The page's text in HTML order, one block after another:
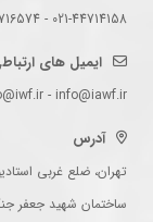
021-44714158 - 021-44716574 - 021-44714489
ایمیل های
- info@iawf.ir
آدرس
تهران، ضلع غربی
ساختمان شهید جعفر